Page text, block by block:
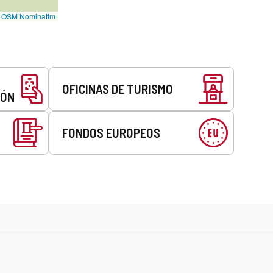
OSM Nominatim
OFICINAS DE TURISMO
FONDOS EUROPEOS